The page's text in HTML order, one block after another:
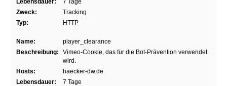
Zweck:
Tracking
Typ:
HTTP
Name:
player_clearance
Beschreibung:
Vimeo-Cookie, das für die Bot-Prävention verwendet
wird.
Hosts:
haecker-dw.de
Lebensdauer:
7 Tage